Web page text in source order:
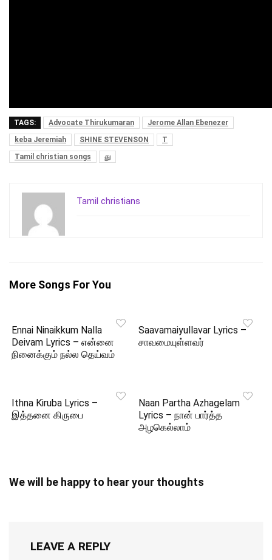
TAGS: Advocate Thirukumaran
Jerome Allan Ebenezer
keba Jeremiah
SHINE STEVENSON
T
Tamil christian songs
து
Tamil christians
More Songs For You
Ennai Ninaikkum Nalla
Deivam Lyrics – என்னை
நினைக்கும் நல்ல தெய்வம்
Saavamaiyullavar Lyrics –
சாவமையுள்ளவர்
Ithna Kiruba Lyrics –
இத்தனை கிருபை
Naan Partha Azhagelam
Lyrics – நான் பார்த்த
அழகெல்லாம்
We will be happy to hear your thoughts
LEAVE A REPLY